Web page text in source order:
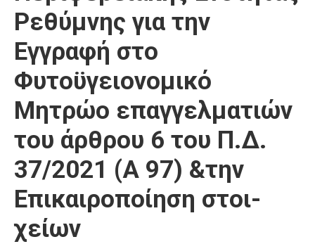
Ρεθύμνης για την
Εγγραφή στο
Φυτοϋγειονομικό
Μητρώο επαγγελματιών
του άρθρου 6 του Π.Δ.
37/2021 (Α 97) &την
Επικαιροποίηση στοι-
χείων